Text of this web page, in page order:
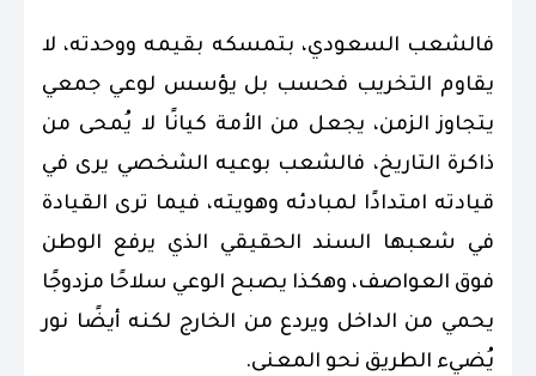
فالشعب السعودي، بتمسكه بقيمه ووحدته، لا
يقاوم التخريب فحسب بل يؤسس لوعي جمعي
يتجاوز الزمن، يجعل من الأمة كيانًا لا يُمحى من
ذاكرة التاريخ، فالشعب بوعيه الشخصي يرى في
قيادته امتدادًا لمبادئه وهويته، فيما ترى القيادة
في شعبها السند الحقيقي الذي يرفع الوطن
فوق العواصف، وهكذا يصبح الوعي سلاحًا مزدوجًا
يحمي من الداخل ويردع من الخارج لكنه أيضًا نور
يُضيء الطريق نحو المعنى.